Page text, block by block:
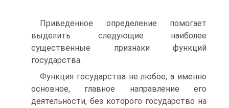
Приведенное определение помогает
выделить следующие наиболее
существенные признаки функций
государства.
Функция государства не любое, а именно
основное, главное направление его
деятельности, без которого государство на